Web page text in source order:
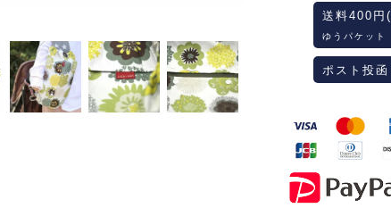
送料400円
ゆうパケット
ポスト投